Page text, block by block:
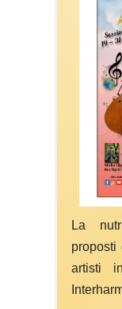
La
artisti